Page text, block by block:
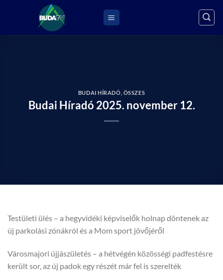
BUDAI HÍRADÓ ÖSSZES
Budai Híradó 2025. november 12.
Testületi ülés – a hegyvidéki képviselők holnap döntenek az
új parkolási zónákról és a Mom sport jövőjéről
Városmajori újjászületés – a hétvégén közösségi padfestésre
került sor, az új padok egy részét már fel is szerelték